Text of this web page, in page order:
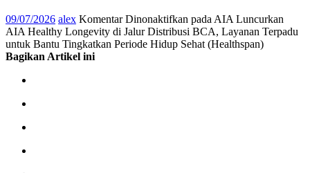
09/07/2026 alex Komentar Dinonaktifkan pada AIA Luncurkan
AIA Healthy Longevity di Jalur Distribusi BCA, Layanan Terpadu
untuk Bantu Tingkatkan Periode Hidup Sehat (Healthspan)
Bagikan Artikel ini